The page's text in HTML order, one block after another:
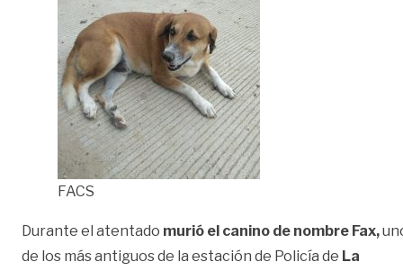
FACS
Durante el atentado murió el canino de nombre Fax,
de los más antiguos de la estación de Policía de La